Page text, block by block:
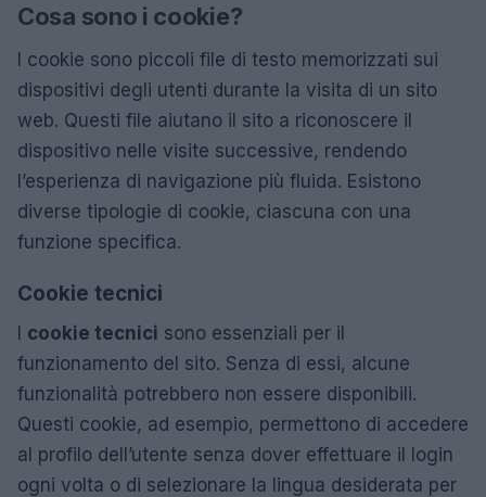
Cosa sono i cookie?
I cookie sono piccoli file di testo memorizzati sui
dispositivi degli utenti durante la visita di un sito
web. Questi file aiutano il sito a riconoscere il
dispositivo nelle visite successive, rendendo
l’esperienza di navigazione più fluida. Esistono
diverse tipologie di cookie, ciascuna con una
funzione specifica.
Cookie tecnici
I cookie tecnici sono essenziali per il
funzionamento del sito. Senza di essi, alcune
funzionalità potrebbero non essere disponibili.
Questi cookie, ad esempio, permettono di accedere
al profilo dell’utente senza dover effettuare il login
ogni volta o di selezionare la lingua desiderata per